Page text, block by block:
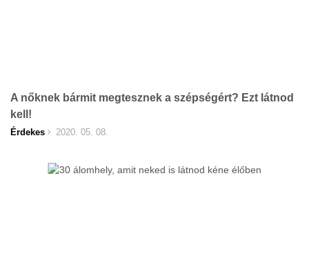
A nőknek bármit megtesznek a szépségért? Ezt látnod
kell!
Érdekes 2020. 05. 08.